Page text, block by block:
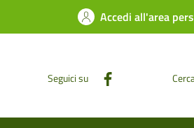
Accedi all'area
Seguici su